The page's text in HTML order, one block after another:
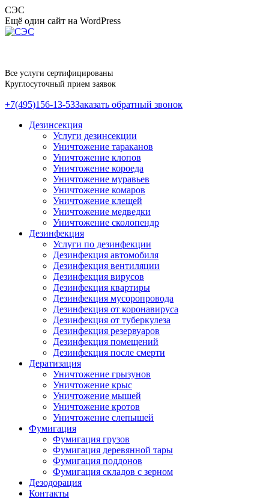
Перейти
к
содержанию
СЭС
Ещё один сайт на WordPress
Все услуги сертифицированы
Круглосуточный прием заявок
+7(495)156-13-53Заказать обратный звонок
Дезинсекция
Услуги дезинсекции
Уничтожение тараканов
Уничтожение клопов
Уничтожение короеда
Уничтожение муравьев
Уничтожение комаров
Уничтожение клещей
Уничтожение медведки
Уничтожение сколопендр
Дезинфекция
Услуги по дезинфекции
Дезинфекция автомобиля
Дезинфекция вентиляции
Дезинфекция вирусов
Дезинфекция квартиры
Дезинфекция мусоропровода
Дезинфекция от коронавируса
Дезинфекция от туберкулеза
Дезинфекция резервуаров
Дезинфекция помещений
Дезинфекция после смерти
Дератизация
Уничтожение грызунов
Уничтожение крыс
Уничтожение мышей
Уничтожение кротов
Уничтожение слепышей
Фумигация
Фумигация грузов
Фумигация деревянной тары
Фумигация поддонов
Фумигация складов с зерном
Дезодорация
Контакты